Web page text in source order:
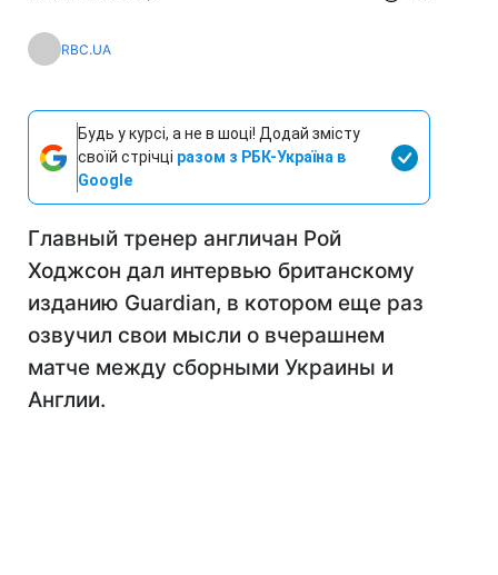
RBC.UA
Будь у курсі, а не в шоці! Додай змісту
своїй стрічці разом з РБК-Україна в
Google
Главный тренер англичан Рой
Ходжсон дал интервью британскому
изданию Guardian, в котором еще раз
озвучил свои мысли о вчерашнем
матче между сборными Украины и
Англии.